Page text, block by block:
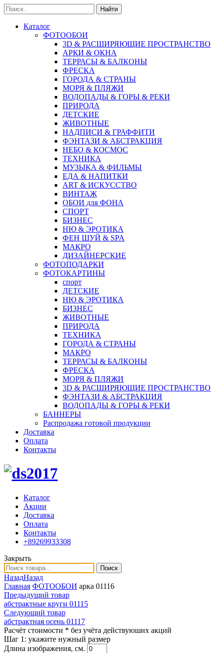
Найти
Каталог
ФОТООБОИ
3D & РАСШИРЯЮЩИЕ ПРОСТРАНСТВО
АРКИ & ОКНА
ТЕРРАСЫ & БАЛКОНЫ
ФРЕСКА
ГОРОДА & СТРАНЫ
МОРЯ & ПЛЯЖИ
ВОДОПАДЫ & ГОРЫ & РЕКИ
ПРИРОДА
ДЕТСКИЕ
ЖИВОТНЫЕ
НАДПИСИ & ГРАФФИТИ
ФЭНТАЗИ & АБСТРАКЦИЯ
НЕБО & КОСМОС
ТЕХНИКА
МУЗЫКА & ФИЛЬМЫ
ЕДА & НАПИТКИ
ART & ИСКУССТВО
ВИНТАЖ
ОБОИ для ФОНА
СПОРТ
БИЗНЕС
НЮ & ЭРОТИКА
ФЕН ШУЙ & SPA
МАКРО
ДИЗАЙНЕРСКИЕ
ФОТОПОДАРКИ
ФОТОКАРТИНЫ
спорт
ДЕТСКИЕ
НЮ & ЭРОТИКА
БИЗНЕС
ЖИВОТНЫЕ
ПРИРОДА
ТЕХНИКА
ГОРОДА & СТРАНЫ
МАКРО
ТЕРРАСЫ & БАЛКОНЫ
ФРЕСКА
МОРЯ & ПЛЯЖИ
3D & РАСШИРЯЮЩИЕ ПРОСТРАНСТВО
ФЭНТАЗИ & АБСТРАКЦИЯ
ВОДОПАДЫ & ГОРЫ & РЕКИ
БАННЕРЫ
Распродажа готовой продукции
Доставка
Оплата
Контакты
Каталог
Акции
Доставка
Оплата
Контакты
+89269933308
Закрыть
Поиск
НазадНазад
Главная ФОТООБОИ арка 01116
Предыдущий товар
абстрактные круги 01115
Следующий товар
абстрактная осень 01117
Расчёт стоимости * без учёта действуюших акций
Шаг 1: укажите нужный размер
Длина изображения, см.